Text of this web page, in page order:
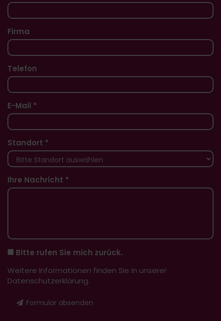
Firma
Telefon
E-Mail *
Standort *
Ihre Nachricht *
Bitte rufen Sie mich zurück.
Weitere Informationen finden Sie in unserer
Datenschutzerklärung.
Formular absenden